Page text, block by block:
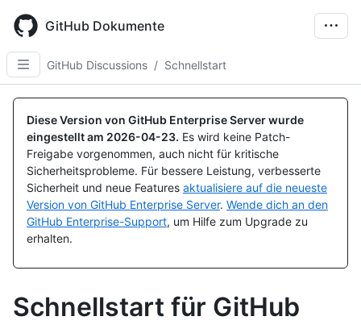
main
content
GitHub Dokumente
GitHub Discussions / Schnellstart
Diese Version von GitHub Enterprise Server wurde
eingestellt am 2026-04-23. Es wird keine Patch-
Freigabe vorgenommen, auch nicht für kritische
Sicherheitsprobleme. Für bessere Leistung, verbesserte
Sicherheit und neue Features aktualisiere auf die neueste
Version von GitHub Enterprise Server. Wende dich an den
GitHub Enterprise-Support, um Hilfe zum Upgrade zu
erhalten.
Schnellstart für GitHub